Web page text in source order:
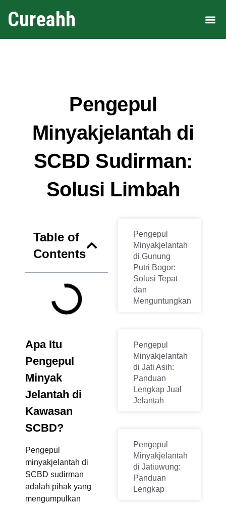
Cureahh
Pengepul
Minyakjelantah di
SCBD Sudirman:
Solusi Limbah
Table of
Contents
Apa Itu
Pengepul
Minyak
Jelantah di
Kawasan
SCBD?
Pengepul
minyakjelantah di
SCBD sudirman
adalah pihak yang
mengumpulkan
Pengepul
Minyakjelantah
di Gunung
Putri Bogor:
Solusi Tepat
dan
Menguntungkan
Pengepul
Minyakjelantah
di Jati Asih:
Panduan
Lengkap Jual
Jelantah
Pengepul
Minyakjelantah
di Jatiuwung:
Panduan
Lengkap